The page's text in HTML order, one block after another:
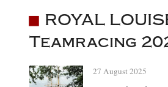
ROYAL
Teamracing
27 August 2025